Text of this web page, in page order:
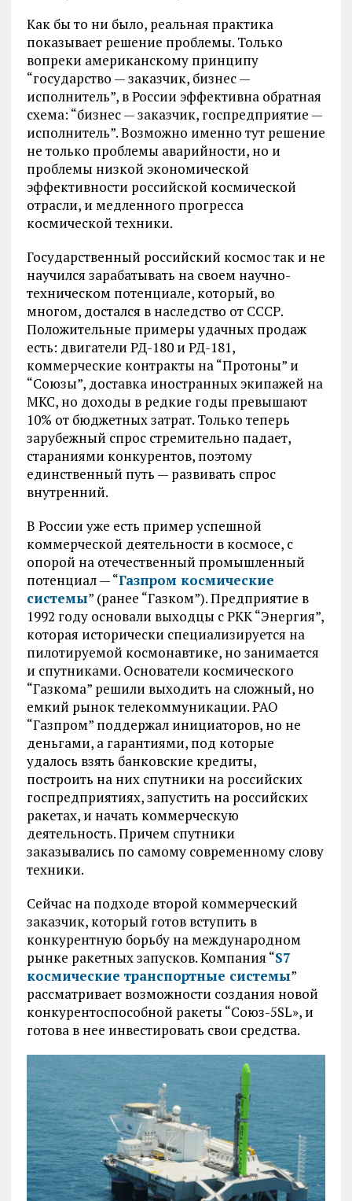
Как бы то ни было, реальная практика
показывает решение проблемы. Только
вопреки американскому принципу
“государство — заказчик, бизнес —
исполнитель”, в России эффективна обратная
схема: “бизнес — заказчик, госпредприятие —
исполнитель”. Возможно именно тут решение
не только проблемы аварийности, но и
проблемы низкой экономической
эффективности российской космической
отрасли, и медленного прогресса
космической техники.
Государственный российский космос так и не
научился зарабатывать на своем научно-
техническом потенциале, который, во
многом, достался в наследство от СССР.
Положительные примеры удачных продаж
есть: двигатели РД-180 и РД-181,
коммерческие контракты на “Протоны” и
“Союзы”, доставка иностранных экипажей на
МКС, но доходы в редкие годы превышают
10% от бюджетных затрат. Только теперь
зарубежный спрос стремительно падает,
стараниями конкурентов, поэтому
единственный путь — развивать спрос
внутренний.
В России уже есть пример успешной
коммерческой деятельности в космосе, с
опорой на отечественный промышленный
потенциал — “Газпром космические
системы” (ранее “Газком”). Предприятие в
1992 году основали выходцы с РКК “Энергия”,
которая исторически специализируется на
пилотируемой космонавтике, но занимается
и спутниками. Основатели космического
“Газкома” решили выходить на сложный, но
емкий рынок телекоммуникации. РАО
“Газпром” поддержал инициаторов, но не
деньгами, а гарантиями, под которые
удалось взять банковские кредиты,
построить на них спутники на российских
госпредприятиях, запустить на российских
ракетах, и начать коммерческую
деятельность. Причем спутники
заказывались по самому современному слову
техники.
Сейчас на подходе второй коммерческий
заказчик, который готов вступить в
конкурентную борьбу на международном
рынке ракетных запусков. Компания “S7
космические транспортные системы”
рассматривает возможности создания новой
конкурентоспособной ракеты “Союз-5SL», и
готова в нее инвестировать свои средства.